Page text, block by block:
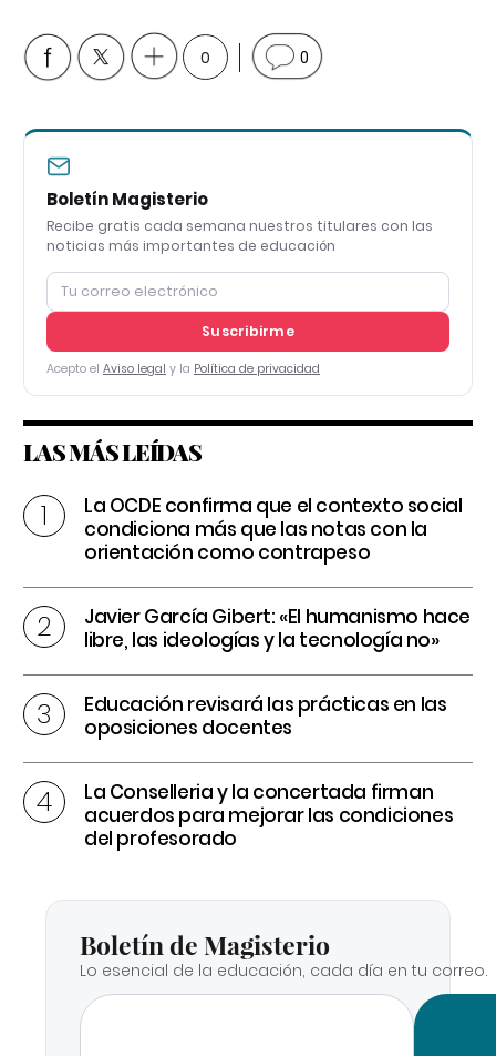
0 0
Boletín Magisterio
Recibe gratis cada semana nuestros titulares con las
noticias más importantes de educación
Suscribirme
Acepto el Aviso legal y la Política de privacidad
LAS MÁS LEÍDAS
La OCDE confirma que el contexto social
condiciona más que las notas con la
orientación como contrapeso
Javier García Gibert: «El humanismo hace
libre, las ideologías y la tecnología no»
Educación revisará las prácticas en las
oposiciones docentes
La Conselleria y la concertada firman
acuerdos para mejorar las condiciones
del profesorado
Boletín de Magisterio
Lo esencial de la educación, cada día en tu correo.